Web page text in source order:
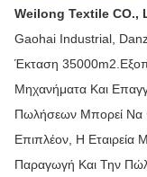
Weilong Textile CO.,
Gaohai Industrial,
Έκταση
Μηχανήματα Και
Πωλήσεων Μπορεί Να
Επιπλέον, Η Εταιρεία
Παραγωγή Και Την